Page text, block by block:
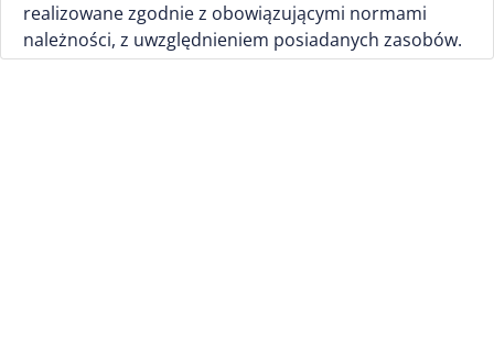
realizowane zgodnie z obowiązującymi normami
należności, z uwzględnieniem posiadanych zasobów.